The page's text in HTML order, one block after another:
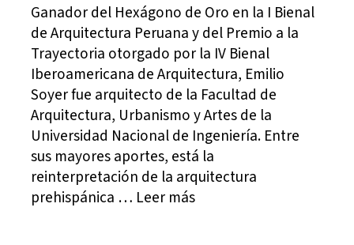
Ganador del Hexágono de Oro en la I Bienal
de Arquitectura Peruana y del Premio a la
Trayectoria otorgado por la IV Bienal
Iberoamericana de Arquitectura, Emilio
Soyer fue arquitecto de la Facultad de
Arquitectura, Urbanismo y Artes de la
Universidad Nacional de Ingeniería. Entre
sus mayores aportes, está la
reinterpretación de la arquitectura
prehispánica … Leer más